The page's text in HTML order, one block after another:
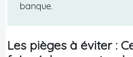
banque.
Les pièges à éviter :